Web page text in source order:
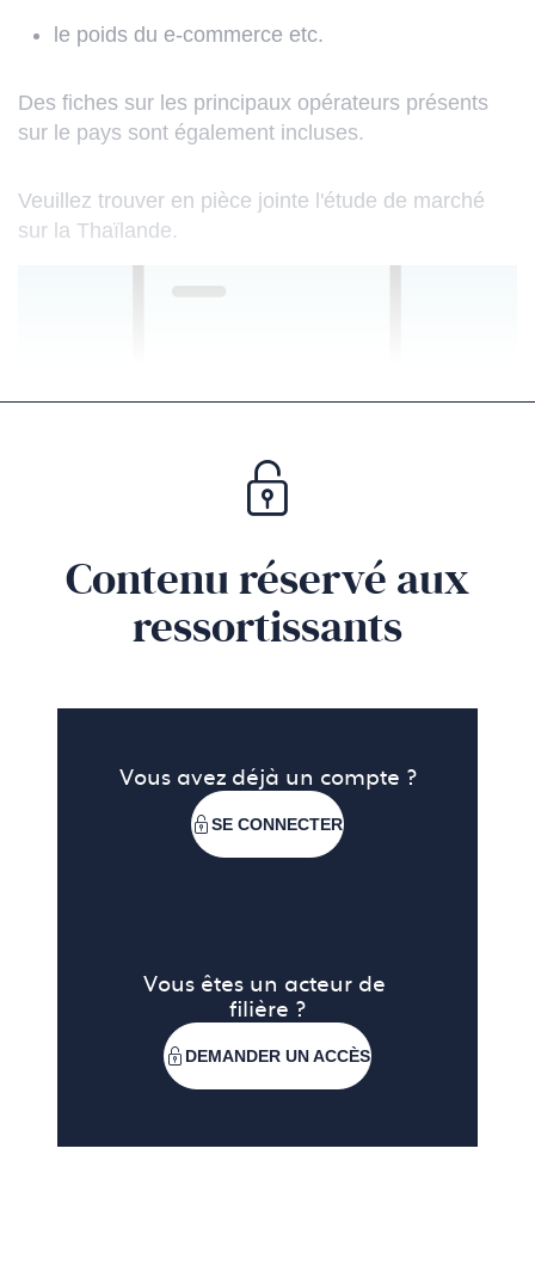
le poids du e-commerce etc.
Des fiches sur les principaux opérateurs présents
sur le pays sont également incluses.
Veuillez trouver en pièce jointe l'étude de marché
sur la Thaïlande.
Contenu réservé aux
ressortissants
Vous avez déjà un compte ?
SE CONNECTER
Vous êtes un acteur de
filière ?
DEMANDER UN ACCÈS